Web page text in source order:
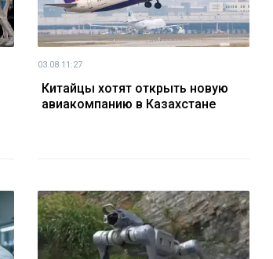
03.08 11:27
Китайцы хотят открыть новую
авиакомпанию в Казахстане